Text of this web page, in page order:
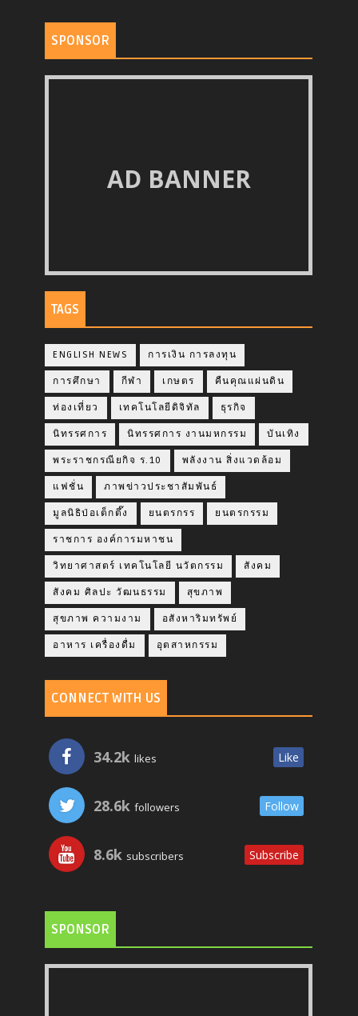
SPONSOR
AD BANNER
TAGS
ENGLISH NEWS การเงิน การลงทุน
การศึกษา กีฬา เกษตร คืนคุณแผ่นดิน
ท่องเที่ยว เทคโนโลยีดิจิทัล ธุรกิจ
นิทรรศการ นิทรรศการ งานมหกรรม บันเทิง
พระราชกรณียกิจ ร.10 พลังงาน สิ่งแวดล้อม
แฟชั่น ภาพข่าวประชาสัมพันธ์
มูลนิธิป่อเต็กตึ๊ง ยนตรกรร ยนตรกรรม
ราชการ องค์การมหาชน
วิทยาศาสตร์ เทคโนโลยี นวัตกรรม สังคม
สังคม ศิลปะ วัฒนธรรม สุขภาพ
สุขภาพ ความงาม อสังหาริมทรัพย์
อาหาร เครื่องดื่ม อุตสาหกรรม
CONNECT WITH US
34.2k likes Like
28.6k followers Follow
8.6k subscribers Subscribe
SPONSOR